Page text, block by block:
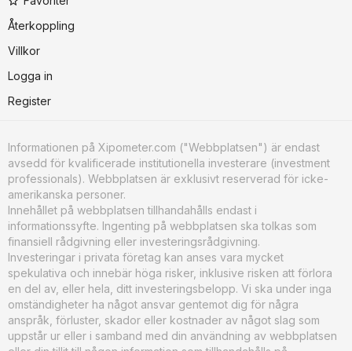
Återkoppling
Villkor
Logga in
Register
Informationen på Xipometer.com ("Webbplatsen") är endast
avsedd för kvalificerade institutionella investerare (investment
professionals). Webbplatsen är exklusivt reserverad för icke-
amerikanska personer.
Innehållet på webbplatsen tillhandahålls endast i
informationssyfte. Ingenting på webbplatsen ska tolkas som
finansiell rådgivning eller investeringsrådgivning.
Investeringar i privata företag kan anses vara mycket
spekulativa och innebär höga risker, inklusive risken att förlora
en del av, eller hela, ditt investeringsbelopp. Vi ska under inga
omständigheter ha något ansvar gentemot dig för några
anspråk, förluster, skador eller kostnader av något slag som
uppstår ur eller i samband med din användning av webbplatsen